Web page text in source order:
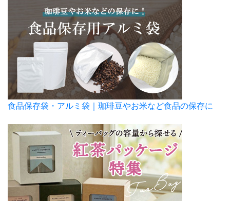
食品保存袋・アルミ袋｜珈琲豆やお米など食品の保存に